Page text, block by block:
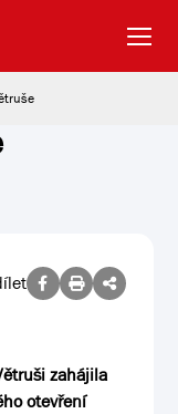
zahájila
otevření